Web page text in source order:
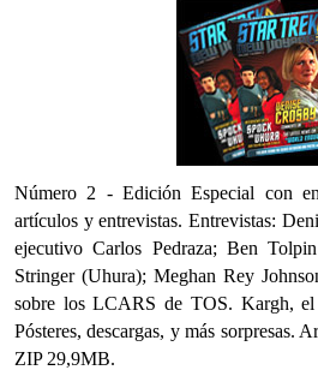
Número 2 - Edición Especial con
artículos y entrevistas. Entrevistas:
ejecutivo Carlos Pedraza; Ben
Stringer (Uhura); Meghan Rey
sobre los LCARS de TOS. Kargh,
Pósteres, descargas, y más sorpresas.
ZIP 29,9MB.